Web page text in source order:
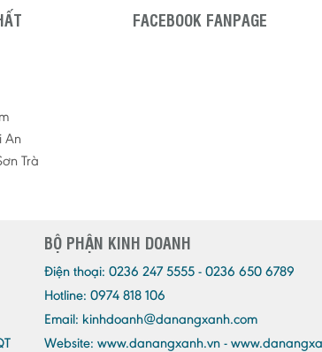
An
Trà
FACEBOOK FANPAGE
BỘ PHẬN KINH DOANH
Điện thoại: 0236 247 5555 - 0236 650 6789
Hotline: 0974 818 106
Email: kinhdoanh@danangxanh.com
Website: www.danangxanh.vn -